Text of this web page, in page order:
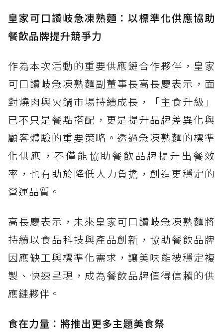
皇家可口讚岐急凍熟麵：以標準化供應協助
餐飲品牌提升競爭力
作為本次活動的重要供應鏈合作夥伴，皇家
可口讚岐急凍熟麵副董事長高長慶表示，面
對燒肉與火鍋市場持續成長，「主食升級」
已不只是餐點搭配，更是提升品牌差異化與
顧客體驗的重要策略。透過急凍熟麵的標準
化供應，不僅能協助餐飲品牌提升出餐效
率，也有助於降低人力負擔，創造更穩定的
營運品質。
高長慶表示，未來皇家可口讚岐急凍熟麵將
持續以食品科技與產品創新，協助餐飲品牌
因應缺工與標準化需求，讓美味能被穩定複
製、快速呈現，成為餐飲品牌值得信賴的供
應鏈夥伴。
食在力量：將推出更多主題美食祭